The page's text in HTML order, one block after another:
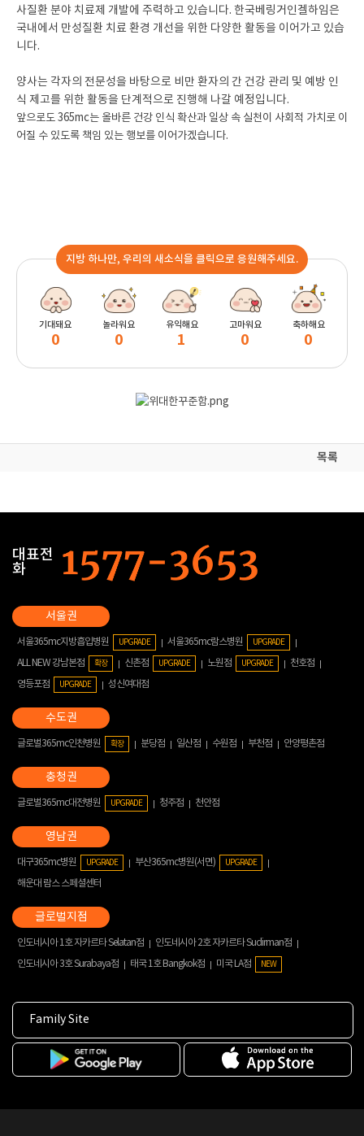
사질환 분야 치료제 개발에 주력하고 있습니다. 한국베링거인겔하임은
국내에서 만성질환 치료 환경 개선을 위한 다양한 활동을 이어가고 있습
니다.
양사는 각자의 전문성을 바탕으로 비만 환자의 간 건강 관리 및 예방 인
식 제고를 위한 활동을 단계적으로 진행해 나갈 예정입니다.
앞으로도 365mc는 올바른 건강 인식 확산과 일상 속 실천이 사회적 가치로 이
어질 수 있도록 책임 있는 행보를 이어가겠습니다.
지방 하나만, 우리의 새소식을 클릭으로 응원해주세요.
기대돼요
0
놀라워요
0
유익해요
1
고마워요
0
축하해요
0
목록
대표전
화
서울365mc지방흡입병원 UPGRADE 서울365mc람스병원 UPGRADE
ALL NEW 강남본점 확장 신촌점 UPGRADE 노원점 UPGRADE
천호점
영등포점
UPGRADE 성신여대점
글로벌365mc인천병원 확장 분당점 일산점 수원점 부천점 안양평촌점
글로벌365mc대전병원 UPGRADE 청주점 천안점
대구365mc병원 UPGRADE 부산365mc병원(서면) UPGRADE
해운대 람스 스페셜센터
인도네시아 1호 자카르타 Selatan점
인도네시아 2호 자카르타 Sudirman점
인도네시아 3호 Surabaya점
태국 1호 Bangkok점 미국 LA점 NEW
Family Site